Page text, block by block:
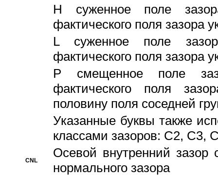
H суженное поле
фактического поля зазора
L суженное поле
фактического поля зазора
P смещенное поле
фактического поля
половину поля соседней
Указанные буквы также
классами зазоров: С2,
CNL
Осевой внутренний зазор
нормального зазора